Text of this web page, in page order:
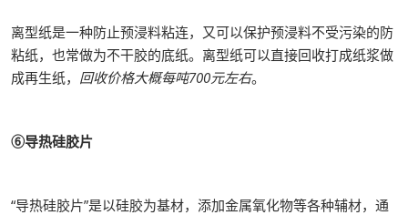
离型纸是一种防止预浸料粘连，又可以保护预浸料不受污染的防
粘纸，也常做为不干胶的底纸。离型纸可以直接回收打成纸浆做
成再生纸， 回收价格大概每吨700元左右。
⑥导热硅胶片
“导热硅胶片”是以硅胶为基材，添加金属氧化物等各种辅材，通